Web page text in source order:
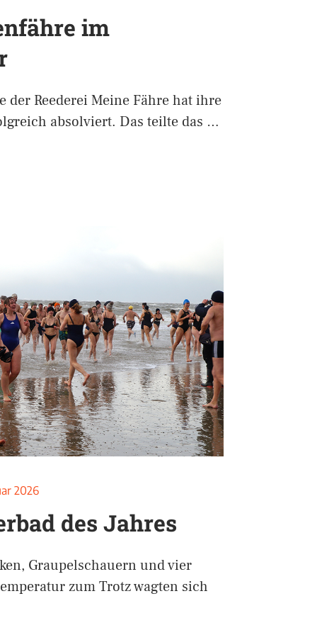
im
der Reederei Meine Fähre hat ihre
absolviert. Das teilte das …
2026
des Jahres
Graupelschauern und vier
zum Trotz wagten sich